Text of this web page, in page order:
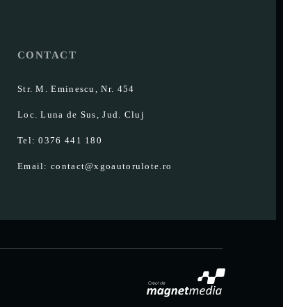
CONTACT
Str. M. Eminescu, Nr. 454
Loc. Luna de Sus, Jud. Cluj
Tel: 0376 441 180
Email: contact@xgoautorulote.ro